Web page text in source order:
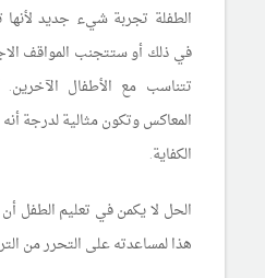
الطفلة تجربة شيء جديد
في ذلك أو ستتجنب المواقف
تتناسب مع الأطفال
المعاكس وتكون مثالية لدرجة
الكفاية.
الحل لا يكمن في تعليم الطفل
هذا لمساعدته على التحرر من